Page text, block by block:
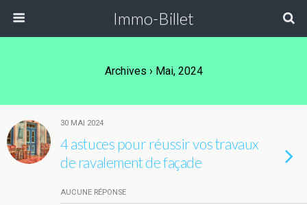
Immo-Billet
Archives › Mai, 2024
30 MAI 2024
4 astuces pour réussir vos travaux
de ravalement de façade
AUCUNE RÉPONSE